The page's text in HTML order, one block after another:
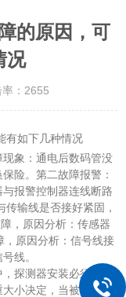
的原因，可
况
：2655
如下几种情况
象：通电后数码管没
险。第二故障报警：
报警控制器连线断路
输线是否接好紧固，
，原因分析：传感器
，原因分析：信号线接
线。
探测器安装必须牢
小决定，当被测气体